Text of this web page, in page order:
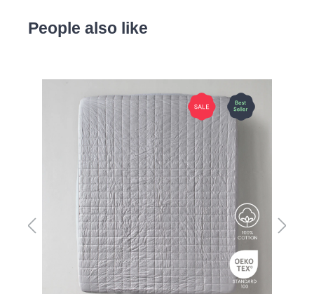
People also like